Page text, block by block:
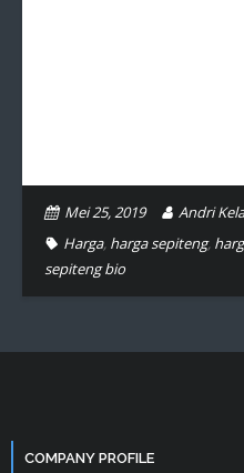
Mei 25, 2019 Andri
Harga, harga sepiteng,
sepiteng bio
COMPANY PROFILE